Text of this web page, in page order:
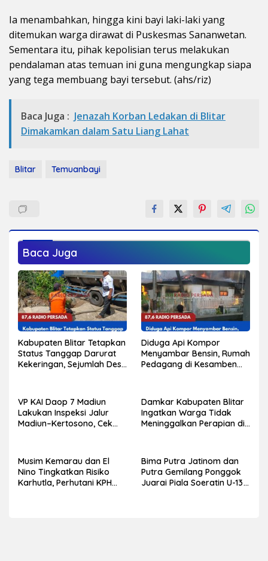
Ia menambahkan, hingga kini bayi laki-laki yang
ditemukan warga dirawat di Puskesmas Sananwetan.
Sementara itu, pihak kepolisian terus melakukan
pendalaman atas temuan ini guna mengungkap siapa
yang tega membuang bayi tersebut. (ahs/riz)
Baca Juga : Jenazah Korban Ledakan di Blitar
Dimakamkan dalam Satu Liang Lahat
Blitar Temuanbayi
Baca Juga
Kabupaten Blitar Tetapkan
Status Tanggap Darurat
Kekeringan, Sejumlah Desa
Diduga Api Kompor
Menyambar Bensin, Rumah
Pedagang di Kesamben
VP KAI Daop 7 Madiun
Lakukan Inspeksi Jalur
Madiun–Kertosono, Cek
Damkar Kabupaten Blitar
Ingatkan Warga Tidak
Meninggalkan Perapian di
Musim Kemarau dan El
Nino Tingkatkan Risiko
Karhutla, Perhutani KPH
Bima Putra Jatinom dan
Putra Gemilang Ponggok
Juarai Piala Soeratin U-13